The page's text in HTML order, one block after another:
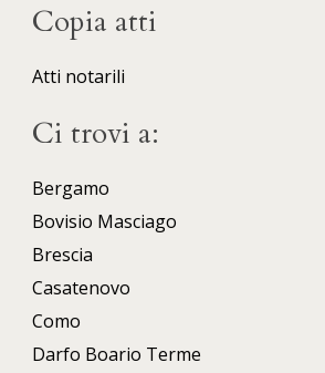
Copia atti
Atti notarili
Ci trovi a:
Bergamo
Bovisio Masciago
Brescia
Casatenovo
Como
Darfo Boario Terme